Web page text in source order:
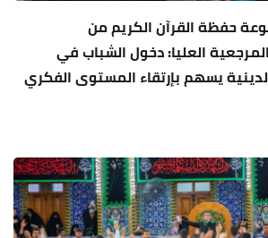
حفظة القرآن الكريم من
العليا: دخول الشباب في
يسهم بإرتقاء المستوى الفكري